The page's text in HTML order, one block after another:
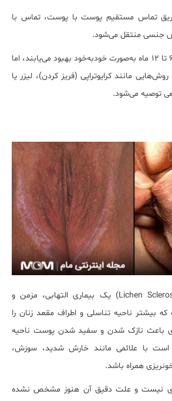
تماس مستقیم پوست با پوست، تماس با
جنسی منتقل می‌شود.
این ضایعات معمولاً طی ۶ تا ۱۲ ماه به‌صورت خودبه‌خود بهبود می‌یابند، اما
مانند کرایوتراپی (فریز کردن)، لیزر یا
توصیه می‌شود.
لیکن اسکلروزیس (Lichen Sclerosus) یک بیماری التهابی، مزمن و
بیشتر ناحیه تناسلی و اطراف مقعد زنان را
باعث نازک شدن و سفید شدن پوست ناحیه
با علائمی مانند خارش شدید، سوزش،
همراه باشد.
نیست و علت دقیق آن هنوز مشخص نشده